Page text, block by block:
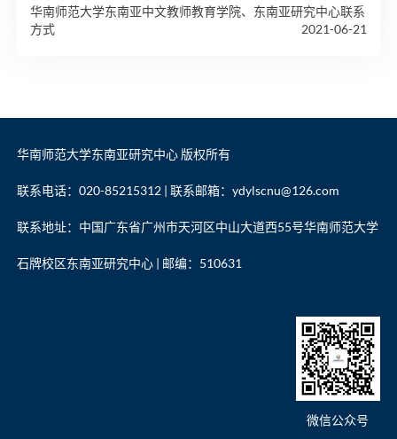
华南师范大学东南亚中文教师教育学院、东南亚研究中心联系
方式
2021-06-21
华南师范大学东南亚研究中心 版权所有
联系电话：020-85215312 | 联系邮箱：ydylscnu@126.com
联系地址：中国广东省广州市天河区中山大道西55号华南师范大学
石牌校区东南亚研究中心 | 邮编：510631
微信公众号